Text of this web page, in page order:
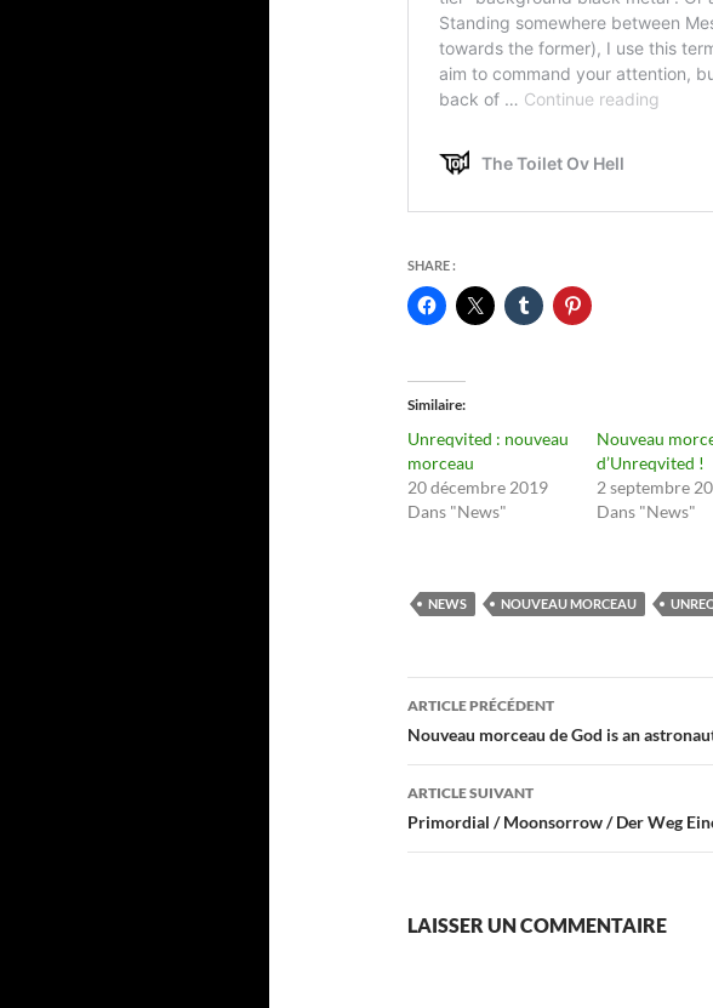
SHARE :
Similaire
Unreqvited : nouveau
morceau
20 décembre 2019
Dans "News"
Nouveau
d’Unreqvited !
2 septembre
Dans "News"
NEWS NOUVEAU MORCEAU
Navigation
des
articles
ARTICLE PRÉCÉDENT
Nouveau morceau de God is an
ARTICLE SUIVANT
Primordial / Moonsorrow / Der Weg
LAISSER UN COMMENTAIRE